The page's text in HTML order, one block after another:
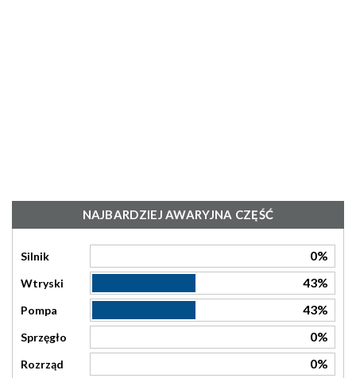
NAJBARDZIEJ AWARYJNA CZĘŚĆ
Silnik 0%
Wtryski 43%
Pompa 43%
Sprzęgło 0%
Rozrząd 0%